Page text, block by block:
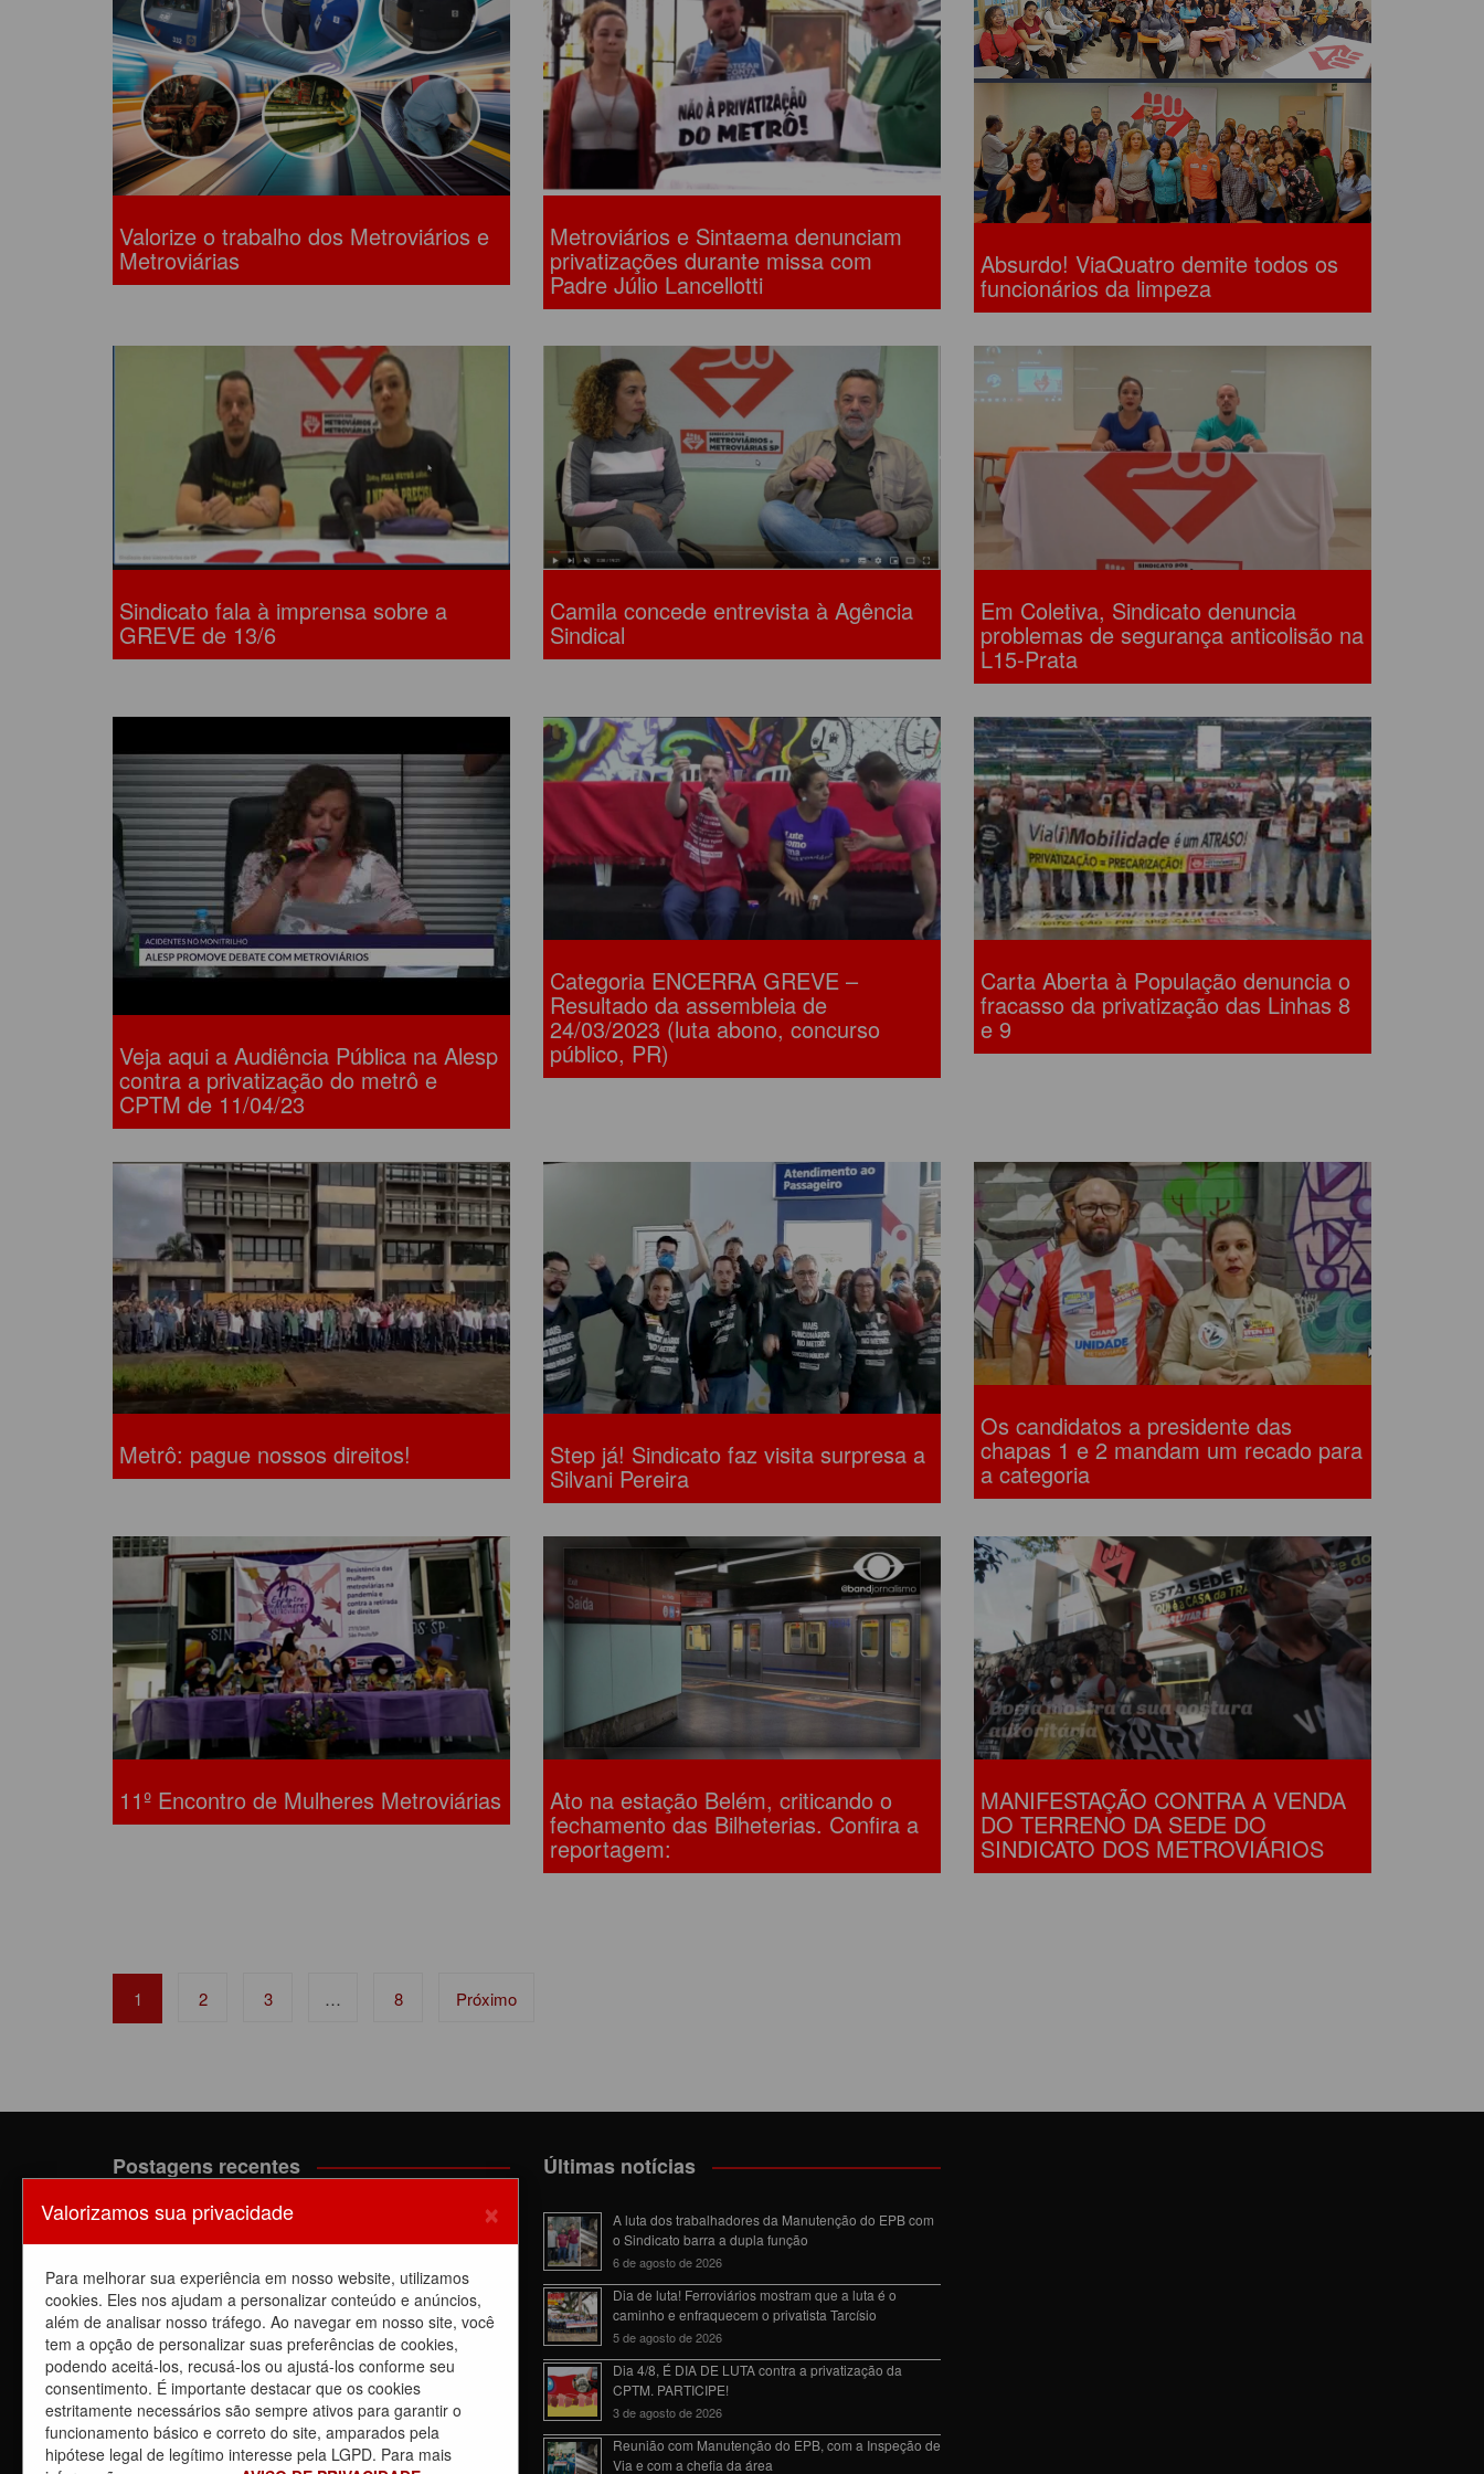
ACORDOS COLETIVOS
DOCUMENTOS
COLÔNIA DE FÉRIAS
ESPORTE, LAZER E
CULTURA
CLASSIFICADOS
OUTRAS PUBLICAÇÕES
Valorize o trabalho dos Metroviários e
Metroviárias
Metroviários e Sintaema denunciam
privatizações durante missa com
Padre Júlio Lancellotti
Absurdo! ViaQuatro demite todos os
funcionários da limpeza
Sindicato fala à imprensa sobre a
GREVE de 13/6
Camila concede entrevista à Agência
Sindical
Em Coletiva, Sindicato denuncia
problemas de segurança anticolisão na
L15-Prata
Veja aqui a Audiência Pública na Alesp
contra a privatização do metrô e
CPTM de 11/04/23
Categoria ENCERRA GREVE –
Resultado da assembleia de
24/03/2023 (luta abono, concurso
público, PR)
Carta Aberta à População denuncia o
fracasso da privatização das Linhas 8
e 9
Metrô: pague nossos direitos! Step já! Sindicato faz visita surpresa a
Silvani Pereira
Os candidatos a presidente das
chapas 1 e 2 mandam um recado para
a categoria
11º Encontro de Mulheres Metroviárias Ato na estação Belém, criticando o
fechamento das Bilheterias. Confira a
reportagem:
MANIFESTAÇÃO CONTRA A VENDA
DO TERRENO DA SEDE DO
SINDICATO DOS METROVIÁRIOS
Navegação
por
1 2 3 … 8 Próximo
Postagens recentes
A luta dos trabalhadores da Manutenção do EPB com
Dia de luta! Ferroviários mostram que a luta é o
caminho e enfraquecem o privatista Tarcísio
5 de agosto de 2026
Dia de Luta: em apoio a GREVE dos trabalhadores da
CPTM – Linhas
5 de agosto de 2026
Carta Aberta – 04/08/2026
4 de agosto de 2026
Últimas notícias
A luta dos trabalhadores da Manutenção do EPB com
o Sindicato barra a dupla função
6 de agosto de 2026
Dia de luta! Ferroviários mostram que a luta é o
caminho e enfraquecem o privatista Tarcísio
5 de agosto de 2026
Dia 4/8, É DIA DE LUTA contra a privatização da
CPTM. PARTICIPE!
3 de agosto de 2026
Reunião com Manutenção do EPB, com a Inspeção de
Via e com a chefia da área
Valorizamos sua privacidade ×
Para melhorar sua experiência em nosso website, utilizamos
cookies. Eles nos ajudam a personalizar conteúdo e anúncios,
além de analisar nosso tráfego. Ao navegar em nosso site, você
tem a opção de personalizar suas preferências de cookies,
podendo aceitá-los, recusá-los ou ajustá-los conforme seu
consentimento. É importante destacar que os cookies
estritamente necessários são sempre ativos para garantir o
funcionamento básico e correto do site, amparados pela
hipótese legal de legítimo interesse pela LGPD. Para mais